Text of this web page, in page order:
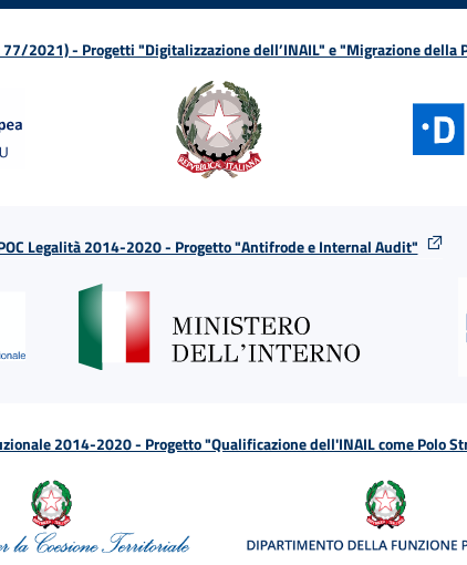
2021) - Progetti "Digitalizzazione dell’INAIL" e "Migrazione della
Legalità 2014-2020 - Progetto "Antifrode e Internal Audit"
2014-2020 - Progetto "Qualificazione dell'INAIL come Polo